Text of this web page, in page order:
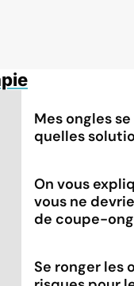
Mes ongles
quelles
On vous
vous ne
de coupe-
Se ronger les